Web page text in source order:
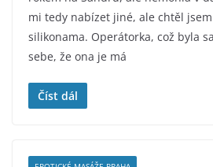
mi tedy nabízet jiné, ale chtěl
silikonama. Operátorka, což byla
sebe, že ona je má
Číst dál